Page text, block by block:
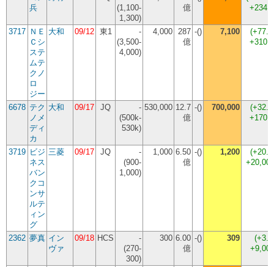
兵
(1,100-
1,300)
億
3717 ＮＥ
Ｃシ
ステ
ムテ
クノ
ロ
ジー
大和 09/12 東1
-
(3,500-
4,000)
4,000 287
億
-() 7,100 (
6678 テク
ノメ
ディ
カ
大和 09/17 JQ
-
(500k-
530k)
530,000 12.7
億
-() 700,000 (
3719 ビジ
ネス
バン
クコ
ンサ
ルテ
ィン
グ
三菱 09/17 JQ
-
(900-
1,000)
1,000 6.50
億
-() 1,200 (
2362 夢真 イン
ヴァ
09/18 HCS
-
(270-
300)
300 6.00
億
-() 309 (